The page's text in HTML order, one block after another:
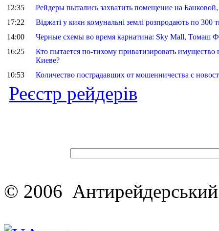
12:35
Рейдеры пытались захватить помещение на
17:22
Віджаті у киян комунальні землі розпродають по 300
14:00
Черные схемы во время карнатина: Sky Mall, Томаш
16:25
Кто пытается по-тихому приватизировать имущество
Киеве?
10:53
Количество пострадавших от мошенничества с
Реєстр рейдерів
© 2006 Антирейдерський